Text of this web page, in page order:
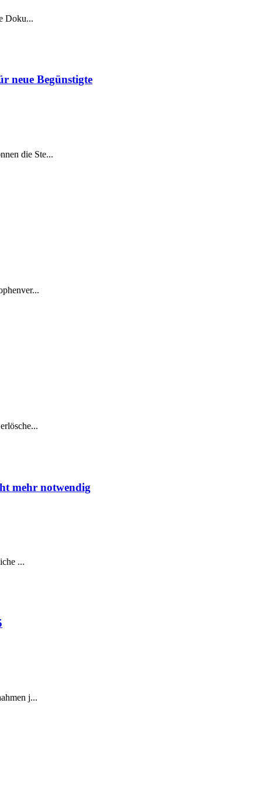
Doku...
neue Begünstigte
die Ste...
mehr notwendig
...
j...